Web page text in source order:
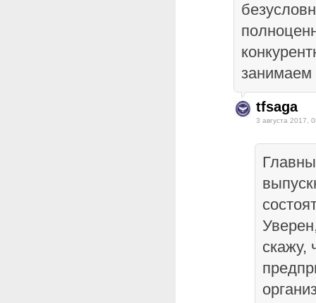
tfsaga
3 августа 2017,
скажу,